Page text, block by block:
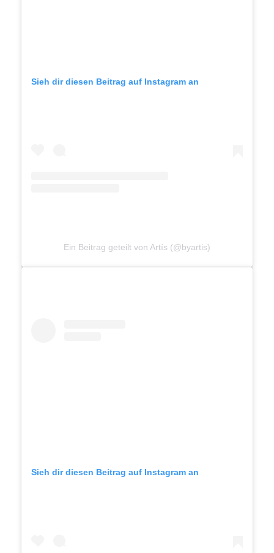
Sieh dir diesen Beitrag auf Instagram an
Ein Beitrag geteilt von Artís (@byartis)
Sieh dir diesen Beitrag auf Instagram an